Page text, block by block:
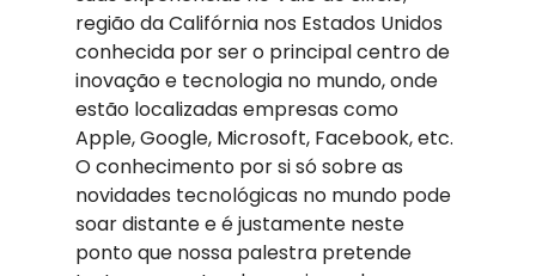
região da Califórnia nos Estados Unidos
conhecida por ser o principal centro de
inovação e tecnologia no mundo, onde
estão localizadas empresas como
Apple, Google, Microsoft, Facebook, etc.
O conhecimento por si só sobre as
novidades tecnológicas no mundo pode
soar distante e é justamente neste
ponto que nossa palestra pretende